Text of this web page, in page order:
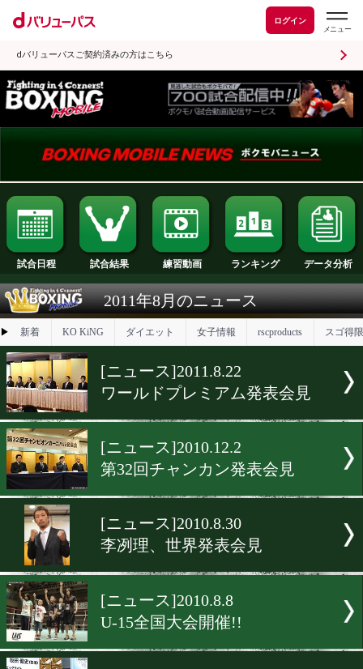
ログイン
dバリューパスご契約済みの方はこちら
試合日程 試合結果 練習動画 ランキング
2011年8月のニュース
▶ 新着 KO KiNG ダイエット 女子情報
[ニュース]2011.8.22
ワールドプレミアム発表会
[ニュース]2010.12.2
[ニュース]2010.8.30
李冽理、世界発表会見